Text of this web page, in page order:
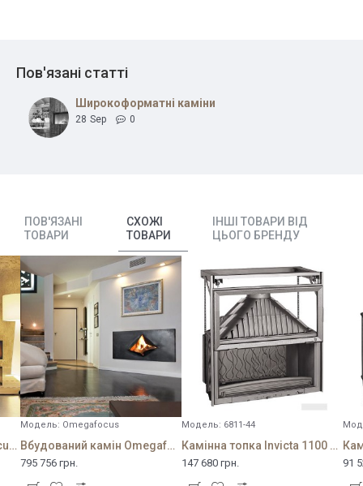
Пов'язані статті
Широкоформатні каміни
28 Sep 0
ПОВ'ЯЗАНІ
ТОВАРИ
СХОЖІ
ТОВАРИ
ІНШІ ТОВАРИ ВІД
ЦЬОГО БРЕНДУ
Вбудований камін Neofocus 1800
Модель: Omegafocus
Вбудований камін Omegafocus
795 756 грн.
Модель: 6811-44
Камінна топка Invicta 1100 Grande Vision relevable
147 680 грн. 91